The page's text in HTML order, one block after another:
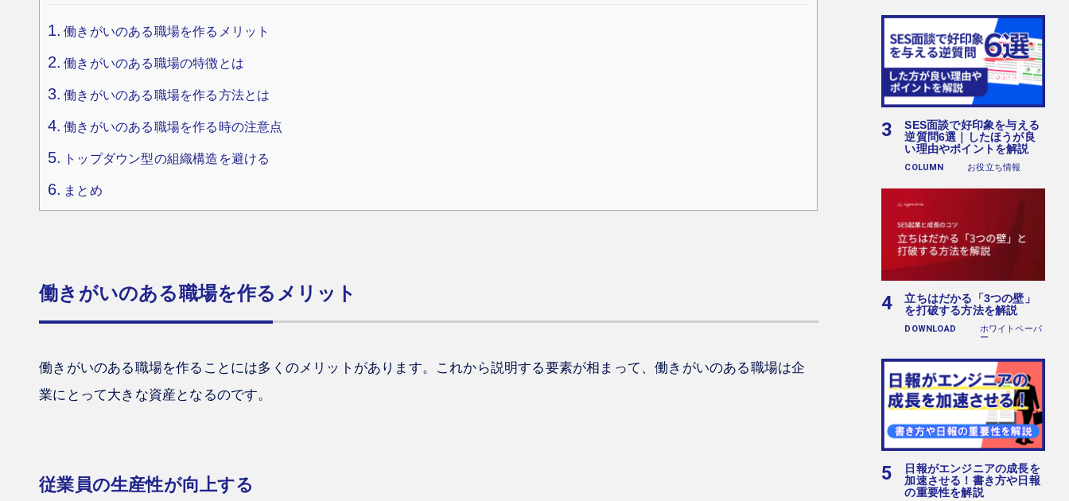
働きがいのある職場を作るメリット
働きがいのある職場の特徴とは
働きがいのある職場を作る方法とは
働きがいのある職場を作る時の注意点
トップダウン型の組織構造を避ける
まとめ
働きがいのある職場を作るメリット
働きがいのある職場を作ることには多くのメリットがあります。これから説明する要素が相まって、働きがいのある職場は企
業にとって大きな資産となるのです。
従業員の生産性が向上する
SES面談で好印象を与える
逆質問6選｜したほうが良
い理由やポイントを解説
COLUMN お役立ち情報
立ちはだかる「3つの壁」
を打破する方法を解説
DOWNLOAD
ホワイトペーパ
ー
日報がエンジニアの成長を
加速させる！書き方や日報
の重要性を解説